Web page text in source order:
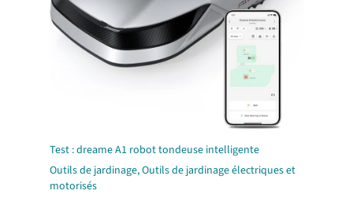
Test : dreame A1 robot tondeuse intelligente
Outils de jardinage,Outils de jardinage électriques et
motorisés